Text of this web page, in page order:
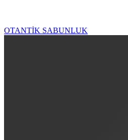
OTANTİK SABUNLUK